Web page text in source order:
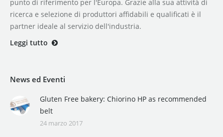
punto di riferimento per l'Europa. Grazie alla sua attività di
ricerca e selezione di produttori affidabili e qualificati è il
partner ideale al servizio dell'industria.
Leggi tutto
News ed Eventi
Gluten Free bakery: Chiorino HP as recommended
belt
24 marzo 2017